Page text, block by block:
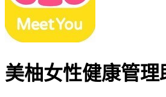
美柚女性健康管